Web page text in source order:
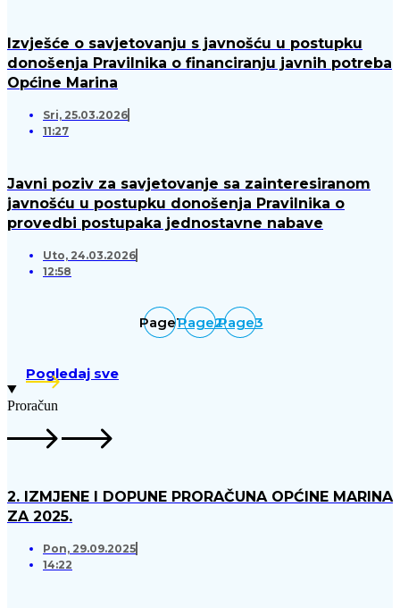
Izvješće o savjetovanju s javnošću u postupku
donošenja Pravilnika o financiranju javnih potreba
Općine Marina
Sri, 25.03.2026
11:27
Javni poziv za savjetovanje sa zainteresiranom
javnošću u postupku donošenja Pravilnika o
provedbi postupaka jednostavne nabave
Uto, 24.03.2026
12:58
Page1Page2Page3
Pogledaj sve
Proračun
2. IZMJENE I DOPUNE PRORAČUNA OPĆINE MARINA
ZA 2025.
Pon, 29.09.2025
14:22